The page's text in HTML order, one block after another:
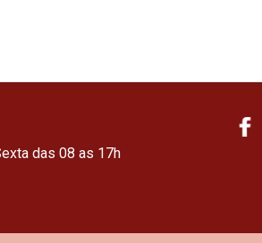
das 08 as 17h